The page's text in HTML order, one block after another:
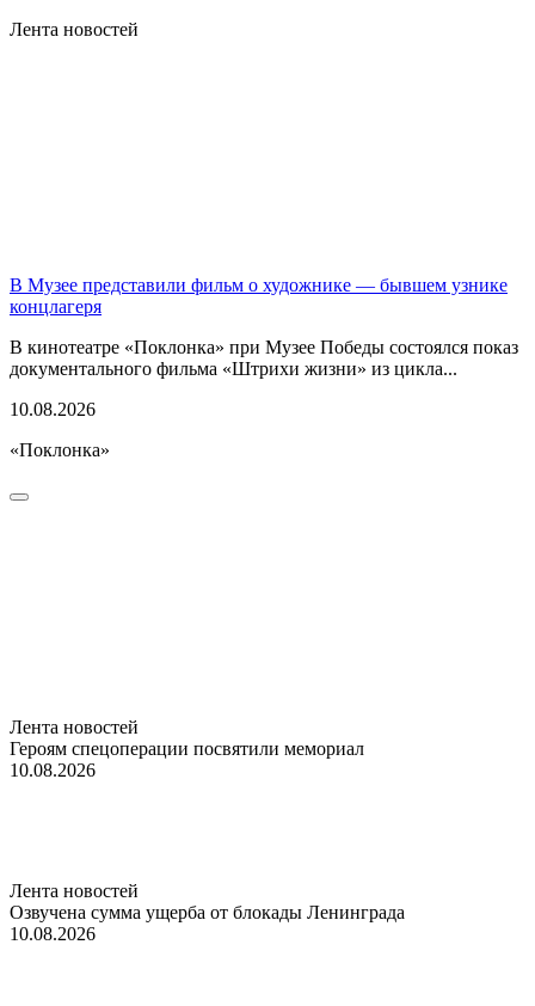
Лента новостей
В Музее представили фильм о художнике — бывшем узнике
концлагеря
В кинотеатре «Поклонка» при Музее Победы состоялся показ
документального фильма «Штрихи жизни» из цикла...
10.08.2026
«Поклонка»
Лента новостей
Героям спецоперации посвятили мемориал
10.08.2026
Лента новостей
Озвучена сумма ущерба от блокады Ленинграда
10.08.2026